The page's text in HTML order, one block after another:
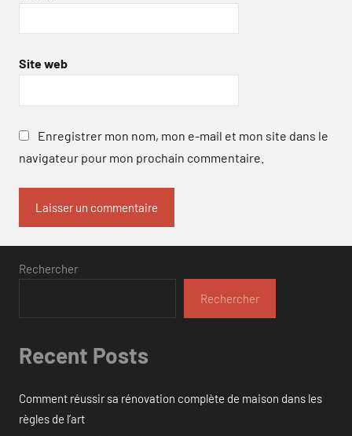
Site web
Enregistrer mon nom, mon e-mail et mon site dans le
navigateur pour mon prochain commentaire.
Rechercher
Rechercher
Recent Posts
Comment réussir sa rénovation complète de maison dans les
règles de l’art